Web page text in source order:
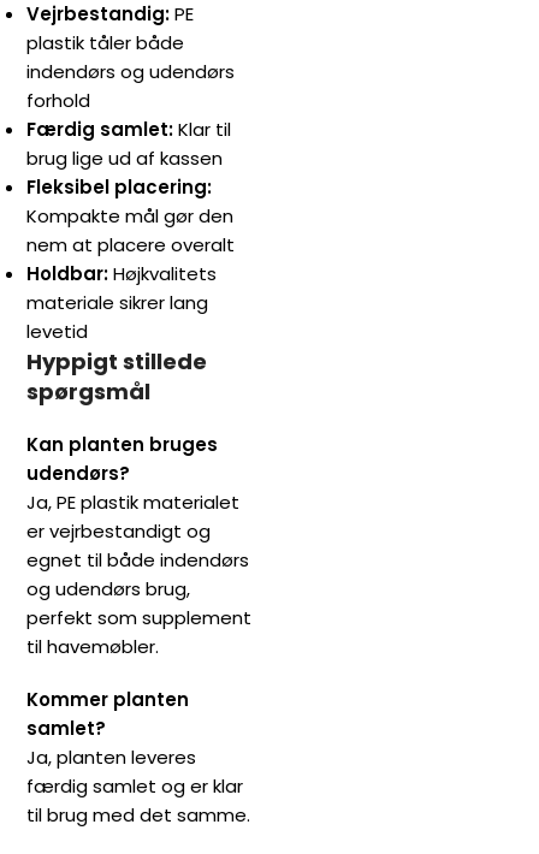
Vejrbestandig:PE
plastik tåler både
indendørs og udendørs
forhold
Færdig samlet:Klar til
brug lige ud af kassen
Fleksibel placering:
Kompakte mål gør den
nem at placere overalt
Holdbar:Højkvalitets
materiale sikrer lang
levetid
Hyppigt stillede
spørgsmål
Kan planten bruges
udendørs?
Ja, PE plastik materialet
er vejrbestandigt og
egnet til både indendørs
og udendørs brug,
perfekt som supplement
til havemøbler.
Kommer planten
samlet?
Ja, planten leveres
færdig samlet og er klar
til brug med det samme.